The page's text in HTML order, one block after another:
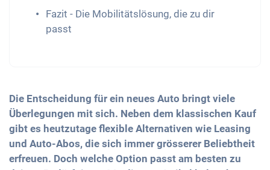
Fazit - Die Mobilitätslösung, die zu dir
passt
Die Entscheidung für ein neues Auto bringt viele
Überlegungen mit sich. Neben dem klassischen Kauf
gibt es heutzutage flexible Alternativen wie Leasing
und Auto-Abos, die sich immer grösserer Beliebtheit
erfreuen. Doch welche Option passt am besten zu